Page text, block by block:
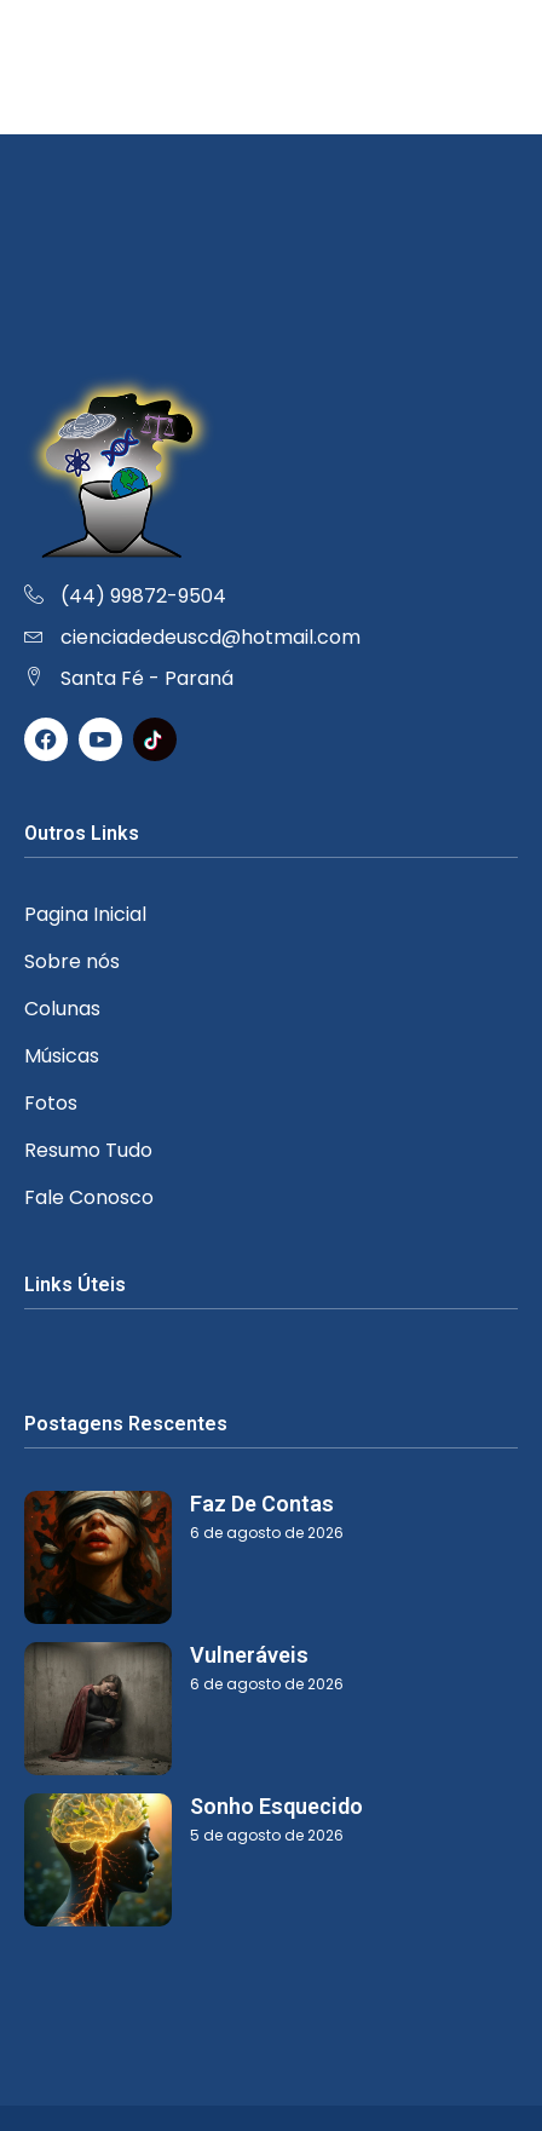
(44) 99872-9504
cienciadedeuscd@hotmail.com
Santa Fé - Paraná
Outros Links
Pagina Inicial
Sobre nós
Colunas
Músicas
Fotos
Resumo Tudo
Fale Conosco
Links Úteis
Postagens Rescentes
Faz De Contas
6 de agosto de 2026
Vulneráveis
6 de agosto de 2026
Sonho Esquecido
5 de agosto de 2026